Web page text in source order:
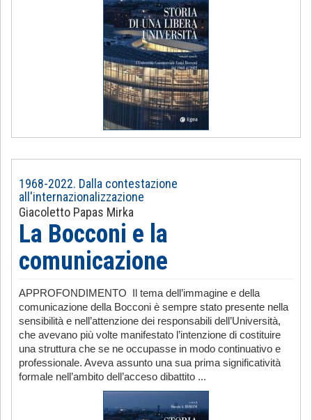
1968-2022. Dalla contestazione
all'internazionalizzazione
Giacoletto Papas Mirka
La Bocconi e la
comunicazione
APPROFONDIMENTO Il tema dell’immagine e della
comunicazione della Bocconi è sempre stato presente nella
sensibilità e nell’attenzione dei responsabili dell’Università,
che avevano più volte manifestato l’intenzione di costituire
una struttura che se ne occupasse in modo continuativo e
professionale. Aveva assunto una sua prima significatività
formale nell’ambito dell’acceso dibattito ...